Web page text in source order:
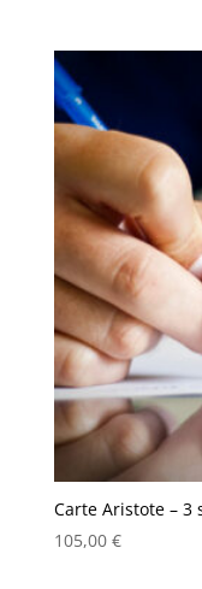
Carte Aristote – 3
105,00 €